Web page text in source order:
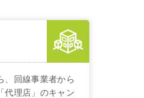
、回線事業者から
代理店」のキャン